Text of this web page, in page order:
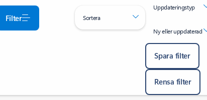
Filter Sortera
Uppdateringstyp
Ny eller uppdaterad
Spara filter
Rensa filter